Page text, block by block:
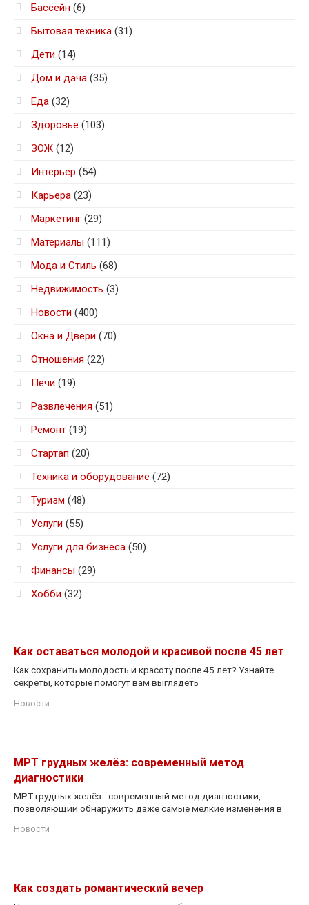
Бассейн (6)
Бытовая техника (31)
Дети (14)
Дом и дача (35)
Еда (32)
Здоровье (103)
ЗОЖ (12)
Интерьер (54)
Карьера (23)
Маркетинг (29)
Материалы (111)
Мода и Стиль (68)
Недвижимость (3)
Новости (400)
Окна и Двери (70)
Отношения (22)
Печи (19)
Развлечения (51)
Ремонт (19)
Стартап (20)
Техника и оборудование (72)
Туризм (48)
Услуги (55)
Услуги для бизнеса (50)
Финансы (29)
Хобби (32)
Как оставаться молодой и красивой после 45 лет
Как сохранить молодость и красоту после 45 лет? Узнайте
секреты, которые помогут вам выглядеть
Новости
МРТ грудных желёз: современный метод
диагностики
МРТ грудных желёз - современный метод диагностики,
позволяющий обнаружить даже самые мелкие изменения в
Новости
Как создать романтический вечер